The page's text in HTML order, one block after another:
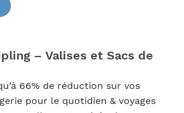
– Valises et Sacs de
66% de réduction sur vos
pour le quotidien & voyages